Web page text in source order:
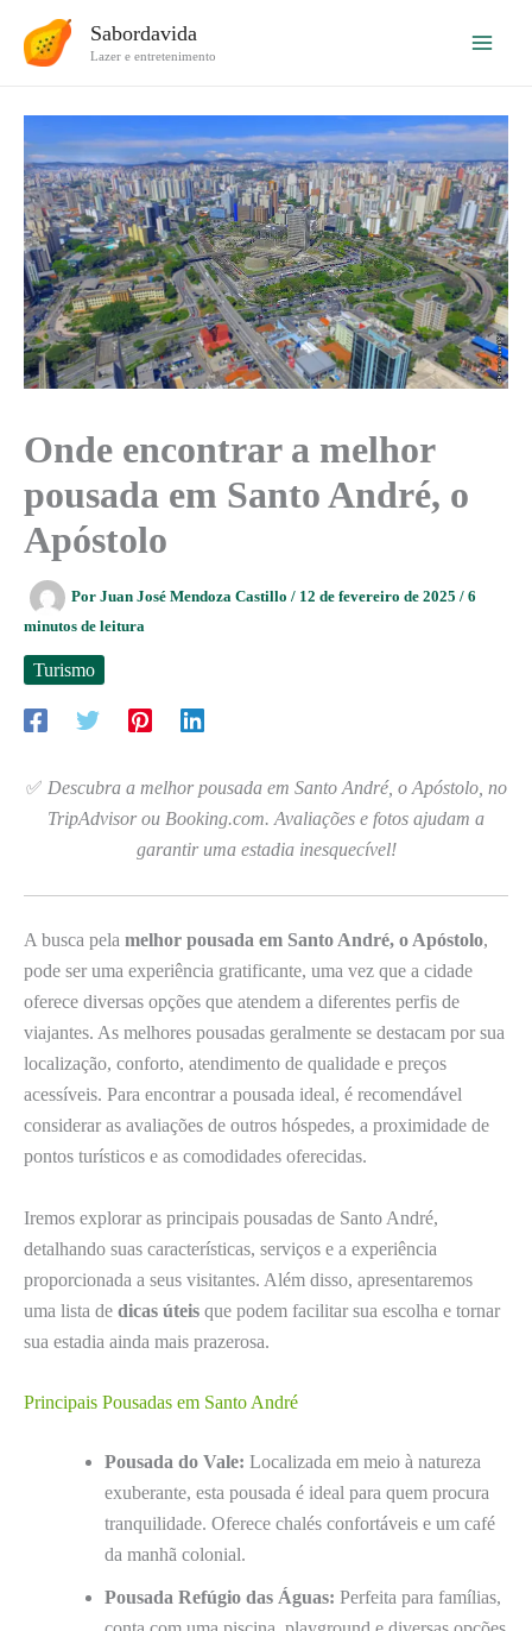
para
Sabordavida
Lazer e entretenimento
Onde encontrar a melhor
pousada em Santo André, o
Apóstolo
Por Juan José Mendoza Castillo / 12 de fevereiro de 2025 / 6
minutos de leitura
Turismo
✅ Descubra a melhor pousada em Santo André, o Apóstolo, no
TripAdvisor ou Booking.com. Avaliações e fotos ajudam a
garantir uma estadia inesquecível!
A busca pela melhor pousada em Santo André, o Apóstolo,
pode ser uma experiência gratificante, uma vez que a cidade
oferece diversas opções que atendem a diferentes perfis de
viajantes. As melhores pousadas geralmente se destacam por sua
localização, conforto, atendimento de qualidade e preços
acessíveis. Para encontrar a pousada ideal, é recomendável
considerar as avaliações de outros hóspedes, a proximidade de
pontos turísticos e as comodidades oferecidas.
Iremos explorar as principais pousadas de Santo André,
detalhando suas características, serviços e a experiência
proporcionada a seus visitantes. Além disso, apresentaremos
uma lista de dicas úteis que podem facilitar sua escolha e tornar
sua estadia ainda mais prazerosa.
Principais Pousadas em Santo André
Pousada do Vale: Localizada em meio à natureza
exuberante, esta pousada é ideal para quem procura
tranquilidade. Oferece chalés confortáveis e um café
da manhã colonial.
Pousada Refúgio das Águas: Perfeita para famílias,